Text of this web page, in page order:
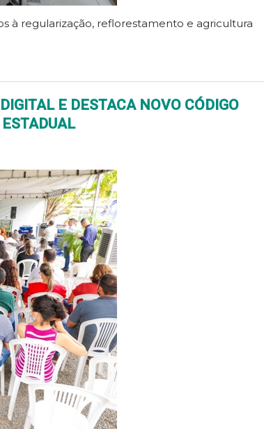
à regularização, reflorestamento e agricultura
E DESTACA NOVO CÓDIGO